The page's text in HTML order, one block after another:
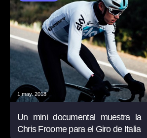
1 may. 2018
Un mini documental muestra la
Chris Froome para el Giro de Italia